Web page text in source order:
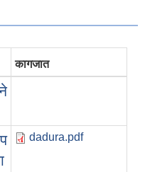
कागजात
dadura.pdf